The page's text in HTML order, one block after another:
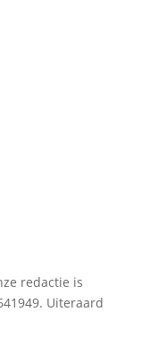
redactie is
Uiteraard